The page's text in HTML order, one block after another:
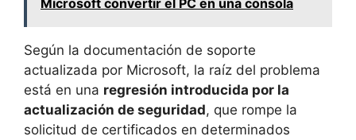
Según la documentación de soporte
actualizada por Microsoft, la raíz del problema
está en una regresión introducida por la
actualización de seguridad, que rompe la
solicitud de certificados en determinados